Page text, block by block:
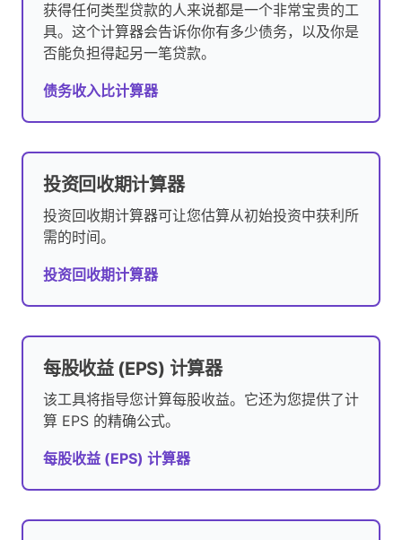
获得任何类型贷款的人来说都是一个非常宝贵的工
具。这个计算器会告诉你你有多少债务，以及你是
否能负担得起另一笔贷款。
债务收入比计算器
投资回收期计算器
投资回收期计算器可让您估算从初始投资中获利所
需的时间。
投资回收期计算器
每股收益 (EPS) 计算器
该工具将指导您计算每股收益。它还为您提供了计
算 EPS 的精确公式。
每股收益 (EPS) 计算器